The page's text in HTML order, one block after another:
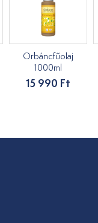
Orbáncfűolaj
1000ml
15 990 Ft